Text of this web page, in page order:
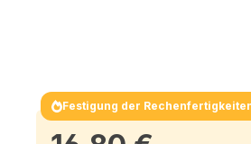
Festigung der